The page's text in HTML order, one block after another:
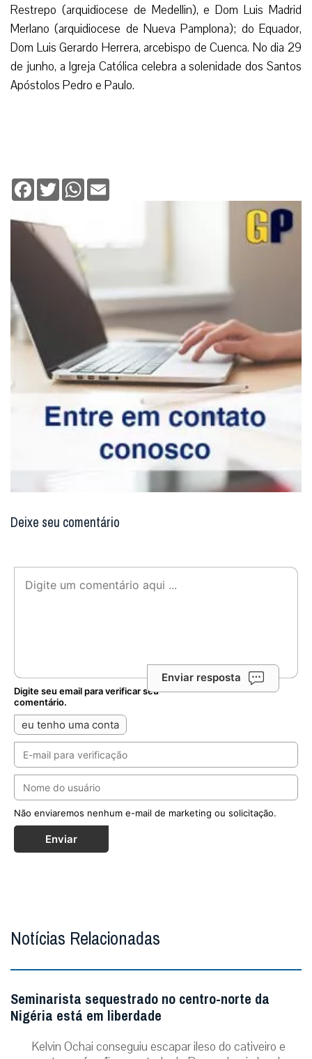
Restrepo (arquidiocese de Medellin), e Dom Luis Madrid
Merlano (arquidiocese de Nueva Pamplona); do Equador,
Dom Luis Gerardo Herrera, arcebispo de Cuenca. No dia 29
de junho, a Igreja Católica celebra a solenidade dos Santos
Apóstolos Pedro e Paulo.
Facebook
TwitterWhatsApp
Deixe seu comentário
Enviar resposta
Digite seu email para verificar seu
comentário.
eu tenho uma conta
Não enviaremos nenhum e-mail de marketing ou solicitação.
Enviar
Notícias Relacionadas
Seminarista sequestrado no centro-norte da
Nigéria está em liberdade
Kelvin Ochai conseguiu escapar ileso do cativeiro e